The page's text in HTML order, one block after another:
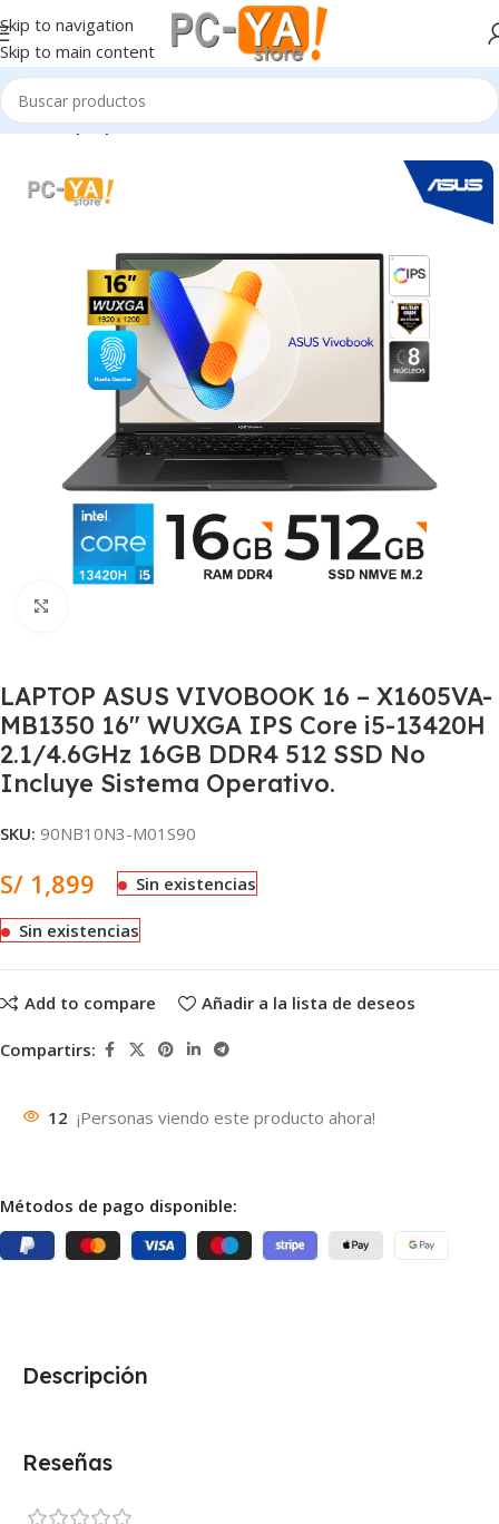
Skip to navigation
Skip to main content
Inicio Laptop’s
LAPTOP ASUS VIVOBOOK 16 – X1605VA-
MB1350 16″ WUXGA IPS Core i5-13420H
2.1/4.6GHz 16GB DDR4 512 SSD No
Incluye Sistema Operativo.
SKU: 90NB10N3-M01S90
S/ 1,899 Sin existencias
Sin existencias
Add to compare Añadir a la lista de deseos
Compartirs:
12 ¡Personas viendo este producto ahora!
Métodos de pago disponible:
Descripción
Reseñas